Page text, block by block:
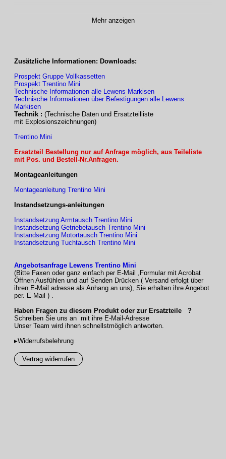
TYP VOLLKASSETTE
Breite1-teilig max. 450 cm
Ausfalltiefen
(mögl. Armlängen)
150 / 200 / 250 cm
Sonder-Armlängen möglich
(Mehrpreis)
TYP VOLLKASSETTE
Antrieb
Motorantrieb (Elektromotor),
(Minderpreis
Befestigung
B25 C20/25
(für Dübel: FAZ II M12)
Gestellfarben –17 RAL-
– silber natur: E6 / EV1 Eloxal;
Detailelemente silber RAL 9006
– Sonder-RAL (Mehrpreis)
– Sonderfarben und Effektlacke auf
Anfrage
Markisentücher – aus unserer LEWENS-Kollektion
–Marken-Acryl, spinndüsengefärbt,
ultrafarbecht
Volant – standardmäßig
Mehr anzeigen
Zusätzliche Informationen: Downloads:
Prospekt Gruppe Vollkassetten
Prospekt Trentino Mini
Technische Informationen alle Lewens Markisen
Technische Informationen über Befestigungen alle Lewens
Markisen
Technik : (Technische Daten und Ersatzteilliste
mit Explosionszeichnungen)
Trentino Mini
Ersatzteil Bestellung nur auf Anfrage möglich, aus Teileliste
mit Pos. und Bestell-Nr.Anfragen.
Montageanleitungen
Montageanleitung Trentino Mini
Instandsetzungs-anleitungen
Instandsetzung Armtausch Trentino Mini
Instandsetzung Getriebetausch Trentino Mini
Instandsetzung Motortausch Trentino Mini
Instandsetzung Tuchtausch Trentino Mini
Angebotsanfrage Lewens Trentino Mini
(Bitte Faxen oder ganz einfach per E-Mail ,Formular mit Acrobat
Öffnen Ausfühlen und auf Senden Drücken ( Versand erfolgt über
ihren E-Mail adresse als Anhang an uns), Sie erhalten ihre Angebot
per. E-Mail ) .
Haben Fragen zu diesem Produkt oder zur Ersatzteile ?
Schreiben Sie uns an mit ihre E-Mail-Adresse
Unser Team wird ihnen schnellstmöglich antworten.
▸Widerrufsbelehrung
Vertrag widerrufen